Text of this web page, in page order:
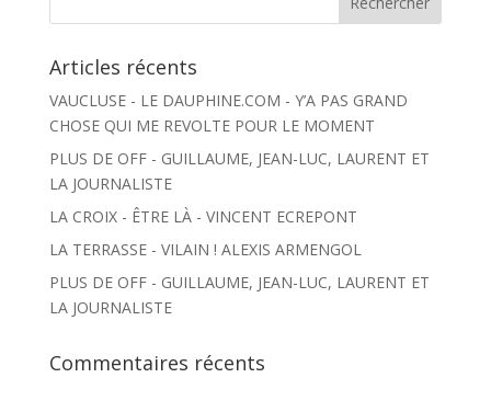
Articles récents
VAUCLUSE - LE DAUPHINE.COM - Y’A PAS GRAND
CHOSE QUI ME REVOLTE POUR LE MOMENT
PLUS DE OFF - GUILLAUME, JEAN-LUC, LAURENT ET
LA JOURNALISTE
LA CROIX - ÊTRE LÀ - VINCENT ECREPONT
LA TERRASSE - VILAIN ! ALEXIS ARMENGOL
PLUS DE OFF - GUILLAUME, JEAN-LUC, LAURENT ET
LA JOURNALISTE
Commentaires récents